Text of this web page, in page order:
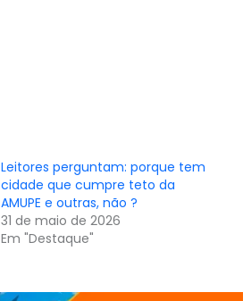
Leitores perguntam: porque tem
cidade que cumpre teto da
AMUPE e outras, não ?
31 de maio de 2026
Em "Destaque"